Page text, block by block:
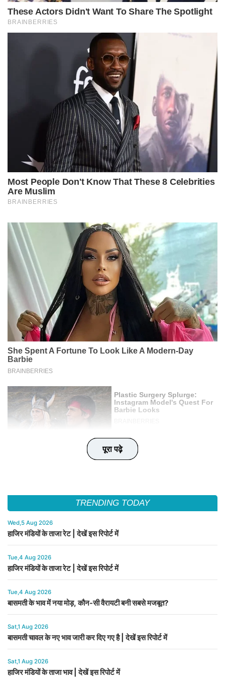
पूरा पढ़े
पूरा पढ़े
पूरा पढ़े
पूरा पढ़े
पूरा पढ़े
TRENDING TODAY
Wed,5 Aug 2026
हाजिर मंडियों के ताजा रेट | देखें इस रिपोर्ट में
Tue,4 Aug 2026
हाजिर मंडियों के ताजा रेट | देखें इस रिपोर्ट में
Tue,4 Aug 2026
बासमती के भाव में नया मोड़, कौन-सी वैरायटी बनी सबसे मजबूत?
Sat,1 Aug 2026
बासमती चावल के नए भाव जारी कर दिए गए है | देखें इस रिपोर्ट में
Sat,1 Aug 2026
हाजिर मंडियों के ताजा भाव | देखें इस रिपोर्ट में